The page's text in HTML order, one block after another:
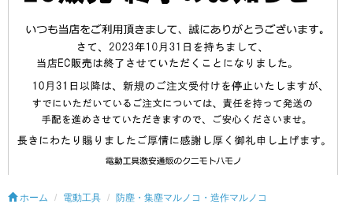
ホーム 電動工具 防塵・集塵マルノコ・造作マルノコ